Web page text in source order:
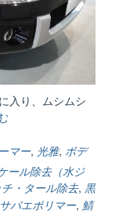
入り、ムシムシ
乗
る？
何
回
マー, 光雅, ボデ
ール除去（水ジ
チ・タール除去, 黒
サバエポリマー, 鯖